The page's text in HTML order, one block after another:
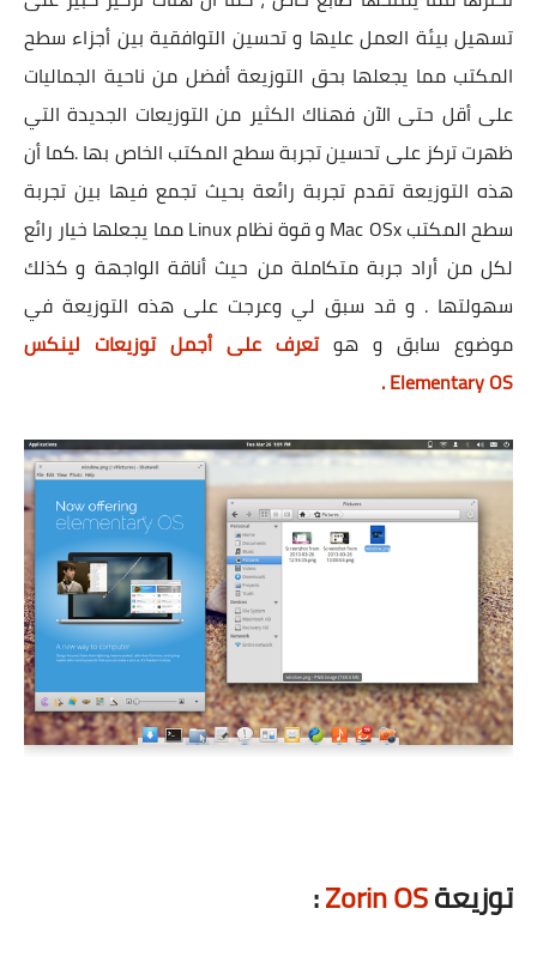
تسهيل بيئة العمل عليها و تحسين التوافقية بين أجزاء سطح
المكتب مما يجعلها بحق التوزيعة أفضل من ناحية الجماليات
على أقل حتى الآن فهناك الكثير من التوزيعات الجديدة التي
ظهرت تركز على تحسين تجربة سطح المكتب الخاص بها .كما أن
هذه التوزيعة تقدم تجربة رائعة بحيث تجمع فيها بين تجربة
سطح المكتب Mac OSx و قوة نظام Linux مما يجعلها خيار رائع
لكل من أراد جربة متكاملة من حيث أناقة الواجهة و كذلك
سهولتها . و قد سبق لي وعرجت على هذه التوزيعة في
موضوع سابق و هوتعرف على أجمل توزيعات لينكس
Elementary OS .
توزيعةZorin OS
: